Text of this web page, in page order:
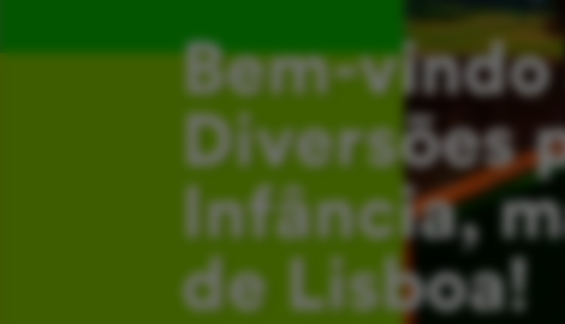
Bem-vindo
Diversões
Infância,
de Lisboa!